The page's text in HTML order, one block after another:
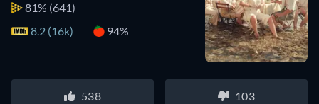
81% (641)
8.2 (16k)
94%
538 103